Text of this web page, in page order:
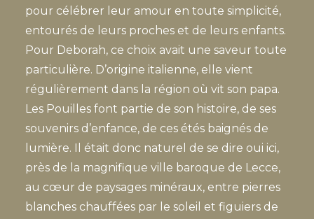
pour célébrer leur amour en toute simplicité,
entourés de leurs proches et de leurs enfants.
Pour Deborah, ce choix avait une saveur toute
particulière. D’origine italienne, elle vient
régulièrement dans la région où vit son papa.
Les Pouilles font partie de son histoire, de ses
souvenirs d’enfance, de ces étés baignés de
lumière. Il était donc naturel de se dire oui ici,
près de la magnifique ville baroque de Lecce,
au cœur de paysages minéraux, entre pierres
blanches chauffées par le soleil et figuiers de